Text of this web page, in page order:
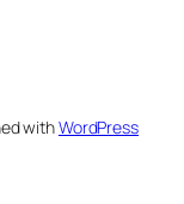
withWordPress